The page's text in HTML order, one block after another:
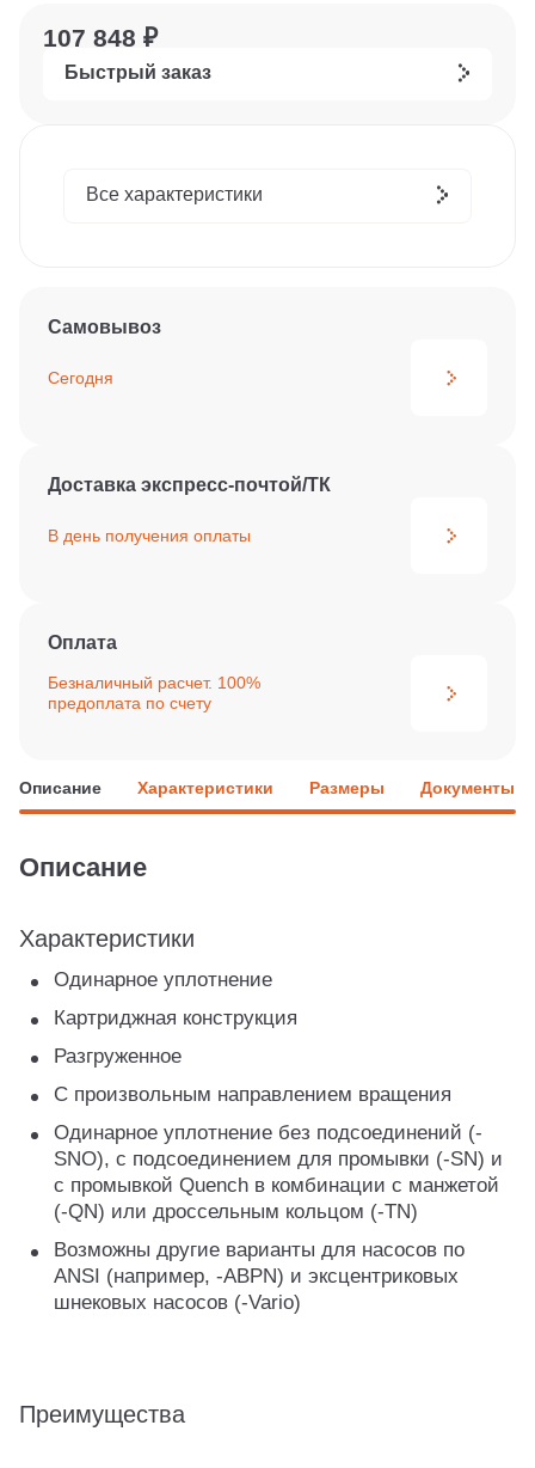
107 848 ₽
Быстрый заказ
Все характеристики
Самовывоз
Сегодня
Доставка экспресс-почтой/ТК
В день получения оплаты
Оплата
Безналичный расчет. 100%
предоплата по счету
Описание Характеристики Размеры Документы
Описание
Характеристики
Одинарное уплотнение
Картриджная конструкция
Разгруженное
С произвольным направлением вращения
Одинарное уплотнение без подсоединений (-
SNO), с подсоединением для промывки (-SN) и
с промывкой Quench в комбинации с манжетой
(-QN) или дроссельным кольцом (-TN)
Возможны другие варианты для насосов по
ANSI (например, -ABPN) и эксцентриковых
шнековых насосов (-Vario)
Преимущества